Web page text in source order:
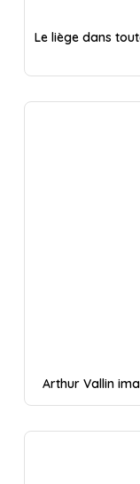
Le liège dans
Arthur Vallin